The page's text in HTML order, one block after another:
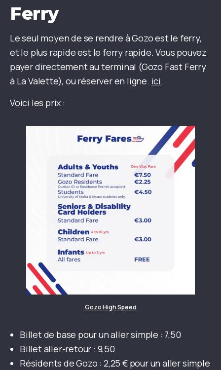
Ferry
Le seul moyen de se rendre à Gozo est le ferry,
et le plus rapide est le ferry rapide. Vous pouvez
payer directement au terminal (Gozo Fast Ferry
à La Valette), ou réserver en ligne. ici.
Voici les prix :
Gozo High Speed
Billet de base pour un aller simple : 7,50
Billet aller-retour : 9,50
Résidents de Gozo : 2,25 € pour un aller simple